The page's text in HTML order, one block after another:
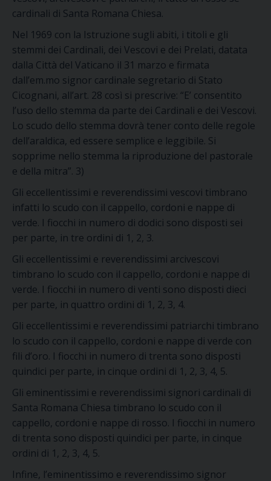
cardinali di Santa Romana Chiesa.
Nel 1969 con la Istruzione sugli abiti, i titoli e gli
stemmi dei Cardinali, dei Vescovi e dei Prelati, datata
dalla Città del Vaticano il 31 marzo e firmata
dall’em.mo signor cardinale segretario di Stato
Cicognani, all’art. 28 così si prescrive: “E’ consentito
l’uso dello stemma da parte dei Cardinali e dei Vescovi.
Lo scudo dello stemma dovrà tener conto delle regole
dell’araldica, ed essere semplice e leggibile. Si
sopprime nello stemma la riproduzione del pastorale
e della mitra”. 3)
Gli eccellentissimi e reverendissimi vescovi timbrano
infatti lo scudo con il cappello, cordoni e nappe di
verde. I fiocchi in numero di dodici sono disposti sei
per parte, in tre ordini di 1, 2, 3.
Gli eccellentissimi e reverendissimi arcivescovi
timbrano lo scudo con il cappello, cordoni e nappe di
verde. I fiocchi in numero di venti sono disposti dieci
per parte, in quattro ordini di 1, 2, 3, 4.
Gli eccellentissimi e reverendissimi patriarchi timbrano
lo scudo con il cappello, cordoni e nappe di verde con
fili d’oro. I fiocchi in numero di trenta sono disposti
quindici per parte, in cinque ordini di 1, 2, 3, 4, 5.
Gli eminentissimi e reverendissimi signori cardinali di
Santa Romana Chiesa timbrano lo scudo con il
cappello, cordoni e nappe di rosso. I fiocchi in numero
di trenta sono disposti quindici per parte, in cinque
ordini di 1, 2, 3, 4, 5.
Infine, l’eminentissimo e reverendissimo signor